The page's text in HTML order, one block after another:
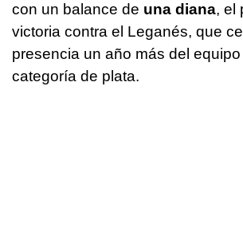
con un balance de una diana, el
victoria contra el Leganés, que
presencia un año más del
categoría de plata.